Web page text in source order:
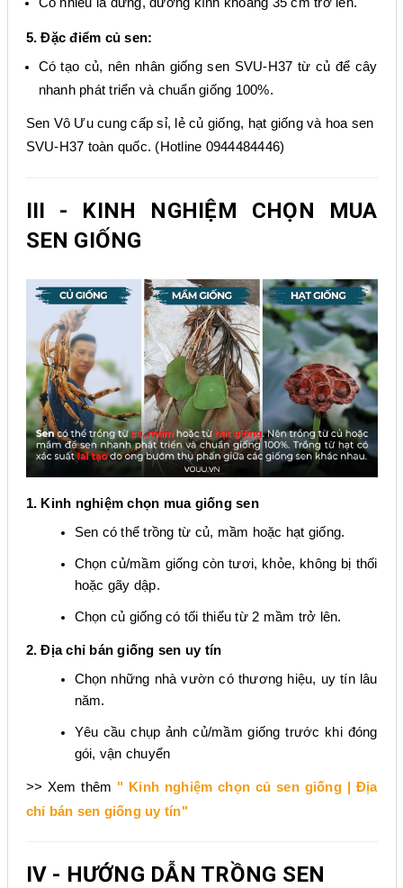
5. Đặc điểm củ sen:
Có tạo củ, nên nhân giống sen SVU-H37 từ củ để cây
nhanh phát triển và chuẩn giống 100%.
Sen Vô Ưu cung cấp sỉ, lẻ củ giống, hạt giống và hoa sen
SVU-H37 toàn quốc. (Hotline 0944484446)
III - KINH NGHIỆM CHỌN MUA
SEN GIỐNG
1. Kinh nghiệm chọn mua giống sen
Sen có thể trồng từ củ, mầm hoặc hạt giống.
Chọn củ/mầm giống còn tươi, khỏe, không bị thối
hoặc gãy dập.
Chọn củ giống có tối thiểu từ 2 mầm trở lên.
2. Địa chỉ bán giống sen uy tín
Chọn những nhà vườn có thương hiệu, uy tín lâu
năm.
Yêu cầu chụp ảnh củ/mầm giống trước khi đóng
gói, vận chuyển
>> Xem thêm " Kinh nghiệm chọn củ sen giống | Địa
chỉ bán sen giống uy tín"
IV - HƯỚNG DẪN TRỒNG SEN